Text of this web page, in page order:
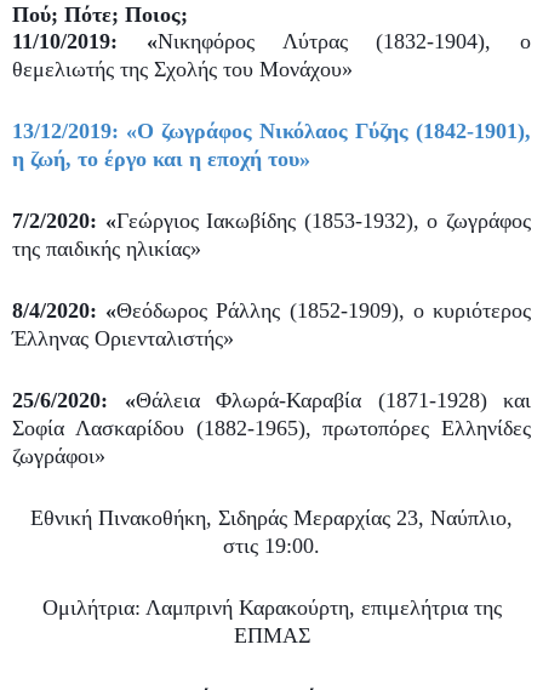
Πού; Πότε; Ποιος;
11/10/2019: «Νικηφόρος Λύτρας (1832-1904), ο
θεμελιωτής της Σχολής του Μονάχου»
13/12/2019: «Ο ζωγράφος Νικόλαος Γύζης (1842-1901),
η ζωή, το έργο και η εποχή του»
7/2/2020: «Γεώργιος Ιακωβίδης (1853-1932), ο ζωγράφος
της παιδικής ηλικίας»
8/4/2020: «Θεόδωρος Ράλλης (1852-1909), ο κυριότερος
Έλληνας Οριενταλιστής»
25/6/2020: «Θάλεια Φλωρά-Καραβία (1871-1928) και
Σοφία Λασκαρίδου (1882-1965), πρωτοπόρες Ελληνίδες
ζωγράφοι»
Εθνική Πινακοθήκη, Σιδηράς Μεραρχίας 23, Ναύπλιο,
στις 19:00.
Ομιλήτρια: Λαμπρινή Καρακούρτη, επιμελήτρια της
ΕΠΜΑΣ